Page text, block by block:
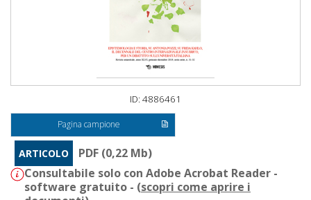
ID: 4886461
Pagina campione
ARTICOLO
PDF (0,22 Mb)
Consultabile solo con Adobe Acrobat Reader -
software gratuito - (scopri come aprire i